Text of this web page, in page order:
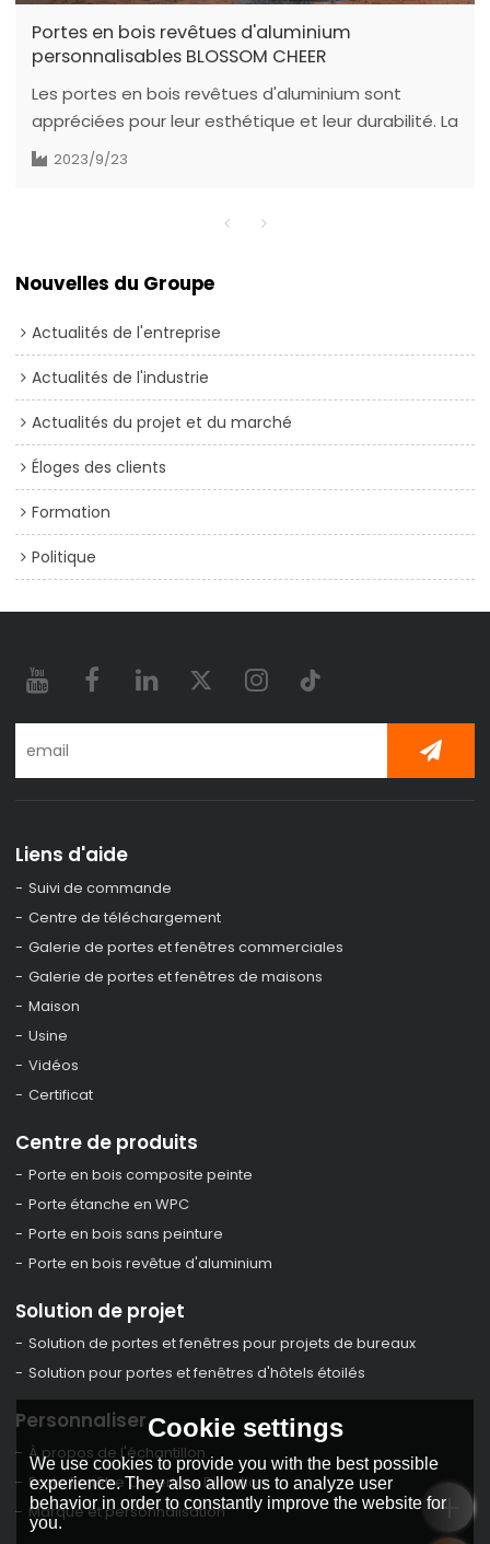
Portes en bois revêtues d'aluminium
personnalisables BLOSSOM CHEER
Les portes en bois revêtues d'aluminium sont
appréciées pour leur esthétique et leur durabilité. La
personnalisation est essentielle pour obtenir la
2023/9/23
Nouvelles du Groupe
Actualités de l'entreprise
Actualités de l'industrie
Actualités du projet et du marché
Éloges des clients
Formation
Politique
Liens d'aide
Suivi de commande
Centre de téléchargement
Galerie de portes et fenêtres commerciales
Galerie de portes et fenêtres de maisons
Maison
Usine
Vidéos
Certificat
Centre de produits
Porte en bois composite peinte
Porte étanche en WPC
Porte en bois sans peinture
Porte en bois revêtue d'aluminium
Solution de projet
Solution de portes et fenêtres pour projets de bureaux
Solution pour portes et fenêtres d'hôtels étoilés
Personnaliser
À propos de l'échantillon
Porte Fenêtre Ouverture Direction
Marque et personnalisation
Cookie settings
We use cookies to provide you with the best possible
experience. They also allow us to analyze user
behavior in order to constantly improve the website for
you.